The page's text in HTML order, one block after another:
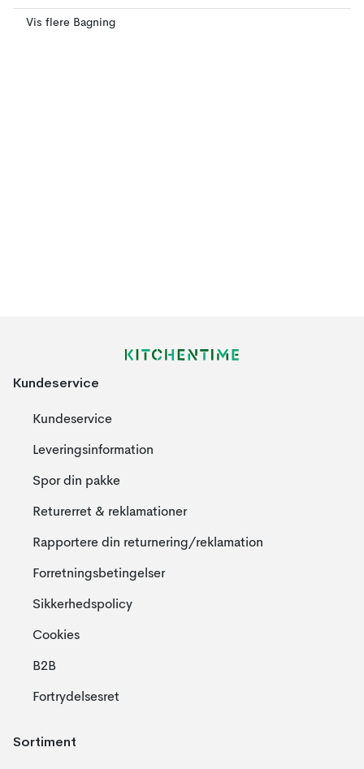
Vis flere Bagning
Kundeservice
Kundeservice
Leveringsinformation
Spor din pakke
Returerret & reklamationer
Rapportere din returnering/reklamation
Forretningsbetingelser
Sikkerhedspolicy
Cookies
B2B
Fortrydelsesret
Sortiment